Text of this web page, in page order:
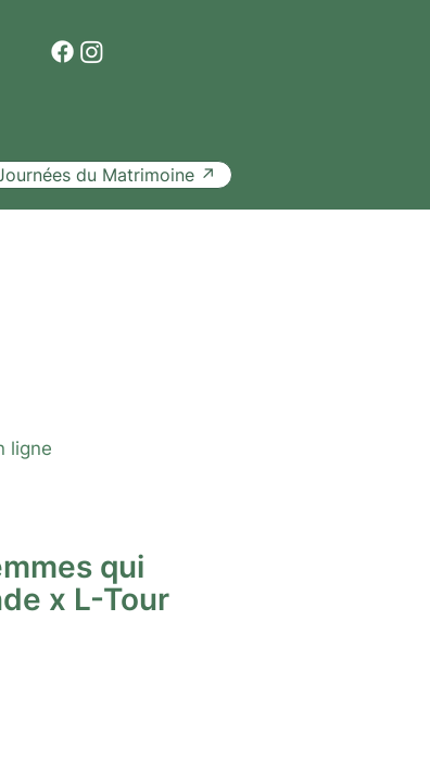
du Matrimoine ↗
ligne
qui
x L-Tour